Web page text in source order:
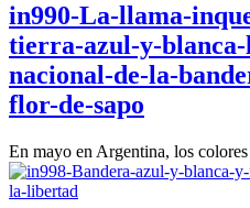
in990-La-llama-
tierra-azul-y-
nacional-de-la-
flor-de-sapo
En mayo en Argentina, los